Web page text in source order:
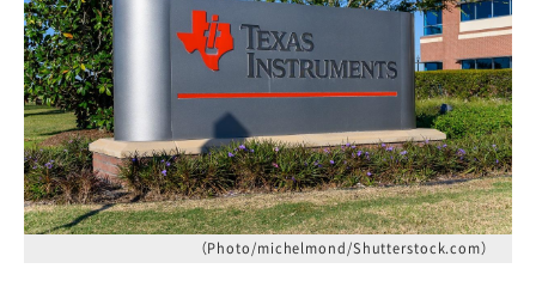
（Photo/michelmond/Shutterstock.com）